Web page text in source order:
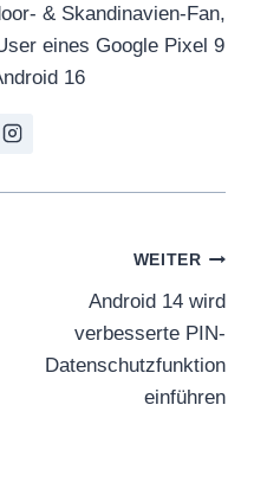
& Skandinavien-Fan,
eines Google Pixel 9
16
WEITER
Android 14 wird
verbesserte PIN-
Datenschutzfunktion
einführen